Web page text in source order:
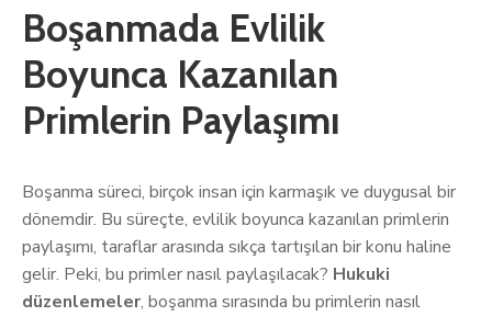
Boşanmada Evlilik
Boyunca Kazanılan
Primlerin Paylaşımı
Boşanma süreci, birçok insan için karmaşık ve duygusal bir
dönemdir. Bu süreçte, evlilik boyunca kazanılan primlerin
paylaşımı, taraflar arasında sıkça tartışılan bir konu haline
gelir. Peki, bu primler nasıl paylaşılacak? Hukuki
düzenlemeler, boşanma sırasında bu primlerin nasıl